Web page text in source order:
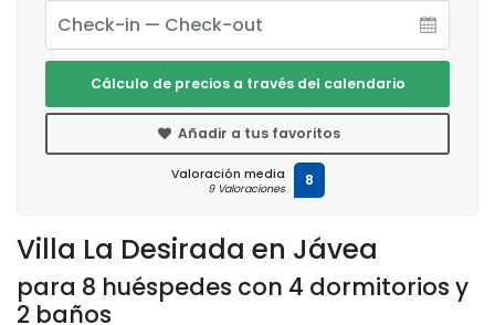
Villa La Desirada en Jávea
para 8 huéspedes con 4 dormitorios y
2 baños
Cálculo de precios a través del calendario
Añadir a tus favoritos
Valoración media
9 Valoraciones 8